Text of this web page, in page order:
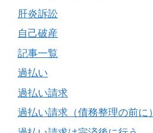
肝炎訴訟
自己破産
記事一覧
過払い
過払い請求
過払い請求（債務整理の前に）